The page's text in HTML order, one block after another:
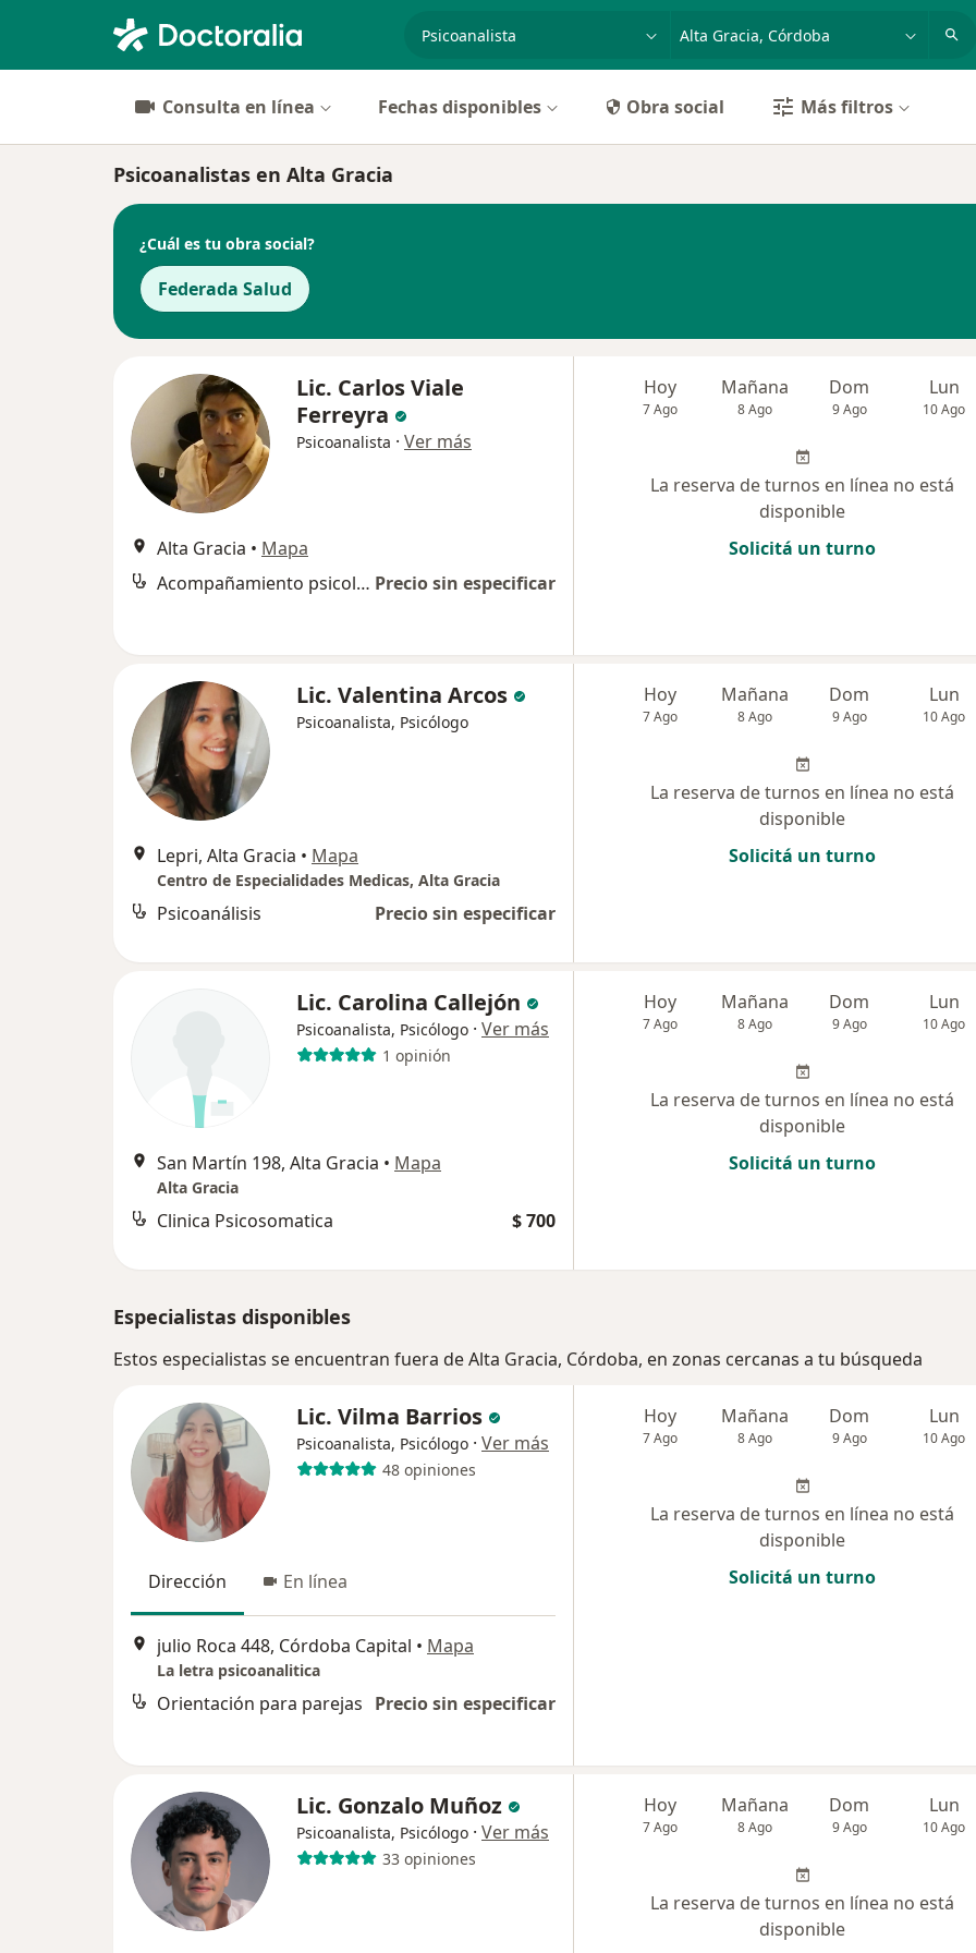
p. ej. Buenos Aires
Consulta en línea Fechas disponibles Obra social Más filtros
Psicoanalistas en Alta Gracia
¿Cuál es tu obra social?
Federada Salud
Lic. Carlos Viale
Ferreyra
Psicoanalista · Ver más
Alta Gracia • Mapa
Acompañamiento psicológico Precio sin especificar
Hoy
7 Ago
Mañana
8 Ago
Dom
9 Ago
Lun
10 Ago
La reserva de turnos en línea no está
disponible
Solicitá un turno
Lic. Valentina Arcos
Psicoanalista, Psicólogo
Lepri, Alta Gracia • Mapa
Centro de Especialidades Medicas, Alta Gracia
Psicoanálisis Precio sin especificar
Hoy
7 Ago
Mañana
8 Ago
Dom
9 Ago
Lun
10 Ago
La reserva de turnos en línea no está
disponible
Solicitá un turno
Lic. Carolina Callejón
Psicoanalista, Psicólogo · Ver más
1 opinión
San Martín 198, Alta Gracia • Mapa
Alta Gracia
Clinica Psicosomatica $ 700
Hoy
7 Ago
Mañana
8 Ago
Dom
9 Ago
Lun
10 Ago
La reserva de turnos en línea no está
disponible
Solicitá un turno
Especialistas disponibles
Estos especialistas se encuentran fuera de Alta Gracia, Córdoba, en zonas cercanas a tu búsqueda
Lic. Vilma Barrios
Psicoanalista, Psicólogo · Ver más
48 opiniones
Dirección En línea
julio Roca 448, Córdoba Capital • Mapa
La letra psicoanalitica
Orientación para parejas Precio sin especificar
Hoy
7 Ago
Mañana
8 Ago
Dom
9 Ago
Lun
10 Ago
La reserva de turnos en línea no está
disponible
Solicitá un turno
Lic. Gonzalo Muñoz
Psicoanalista, Psicólogo · Ver más
33 opiniones
Hoy
7 Ago
Mañana
8 Ago
Dom
9 Ago
Lun
10 Ago
La reserva de turnos en línea no está
disponible